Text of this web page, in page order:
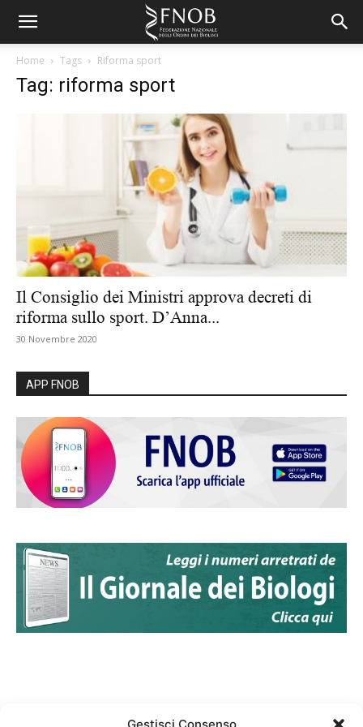
Home Tags Riforma sport
Tag: riforma sport
Il Consiglio dei Ministri approva decreti di
riforma sullo sport. D’Anna...
30 Novembre 2020
APP FNOB